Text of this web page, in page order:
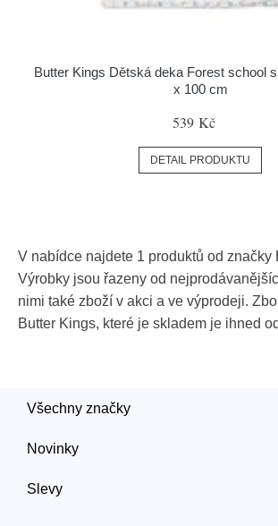
Butter Kings Dětská deka Forest school
x 100 cm
539 Kč
DETAIL PRODUKTU
V nabídce najdete 1 produktů od značky
Výrobky jsou řazeny od
nimi také zboží v akci a ve výprodeji.
Butter Kings, které je skladem je ihned
Všechny značky
Novinky
Slevy